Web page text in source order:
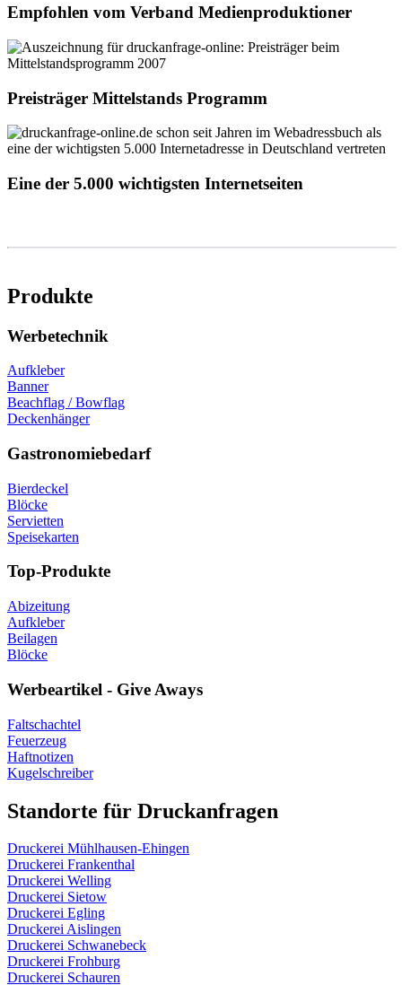
Empfohlen vom Verband Medienproduktioner
Preisträger Mittelstands Programm
Eine der 5.000 wichtigsten Internetseiten
Produkte
Werbetechnik
Aufkleber
Banner
Beachflag / Bowflag
Deckenhänger
Gastronomiebedarf
Bierdeckel
Blöcke
Servietten
Speisekarten
Top-Produkte
Abizeitung
Aufkleber
Beilagen
Blöcke
Werbeartikel - Give Aways
Faltschachtel
Feuerzeug
Haftnotizen
Kugelschreiber
Standorte für Druckanfragen
Druckerei Mühlhausen-Ehingen
Druckerei Frankenthal
Druckerei Welling
Druckerei Sietow
Druckerei Egling
Druckerei Aislingen
Druckerei Schwanebeck
Druckerei Frohburg
Druckerei Schauren